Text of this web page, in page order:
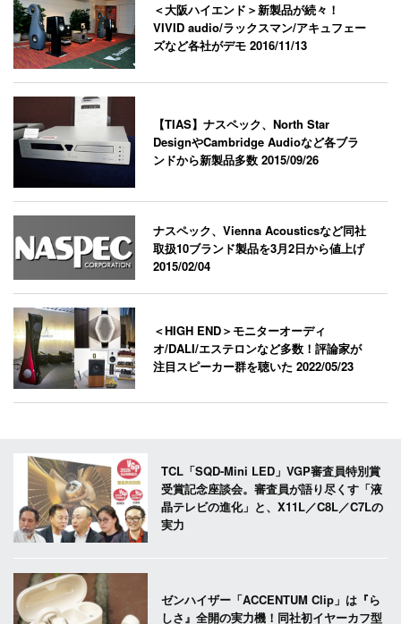
＜大阪ハイエンド＞新製品が続々！
VIVID audio/ラックスマン/アキュフェー
ズなど各社がデモ2016/11/13
【TIAS】ナスペック、North Star
DesignやCambridge Audioなど各ブラ
ンドから新製品多数2015/09/26
ナスペック、Vienna Acousticsなど同社
取扱10ブランド製品を3月2日から値上げ
2015/02/04
＜HIGH END＞モニターオーディ
オ/DALI/エステロンなど多数！評論家が
注目スピーカー群を聴いた2022/05/23
TCL「SQD-Mini LED」VGP審査員特別賞
受賞記念座談会。審査員が語り尽くす「液
晶テレビの進化」と、X11L／C8L／C7Lの
実力
ゼンハイザー「ACCENTUM Clip」は『ら
しさ』全開の実力機！同社初イヤーカフ型